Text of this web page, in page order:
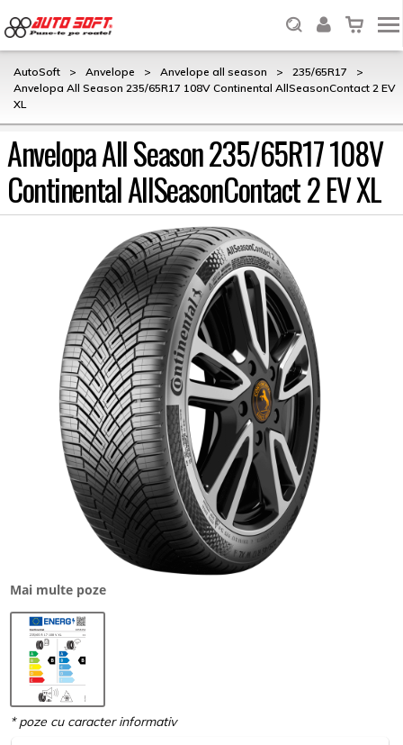
AutoSoft > Anvelope > Anvelope all season > 235/65R17
>
Anvelopa All Season 235/65R17 108V Continental AllSeasonContact 2 EV
XL
Anvelopa All Season 235/65R17 108V
Continental AllSeasonContact 2 EV XL
Mai multe poze